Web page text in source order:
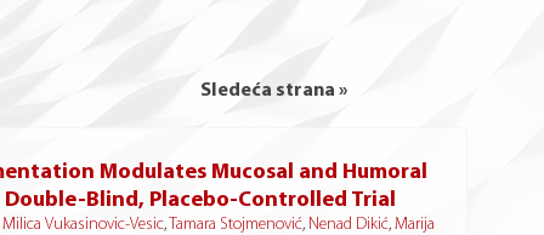
Sledeća strana »
Modulates Mucosal and Humoral
Blind, Placebo-Controlled Trial
Milica Vukasinovic-Vesic, Tamara Stojmenović, Nenad Dikić, Marija